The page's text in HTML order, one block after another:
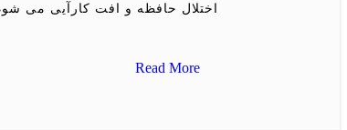
اختلال حافظه و افت کارآیی می
Read More